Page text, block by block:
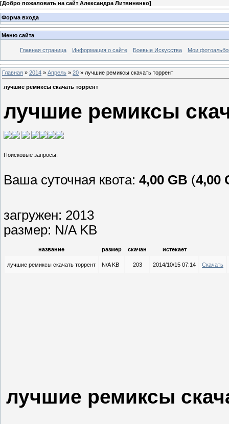
[Добро пожаловать на сайт Александра Литвиненко]
Форма входа
Меню сайта
Главная страница Информация о сайте Боевые Искусства Мои
Главная » 2014 » Апрель » 20 » лучшие ремиксы скачать торрент
лучшие ремиксы скачать торрент
лучшие ремиксы
Ваша суточная квота: 4,00 GB (4,00
загружен: 2013
размер: N/A KB
название размер скачан истекает
лучшие ремиксы скачать торрент N/A KB 203 2014/10/15 07:14 Скачать
лучшие ремиксы